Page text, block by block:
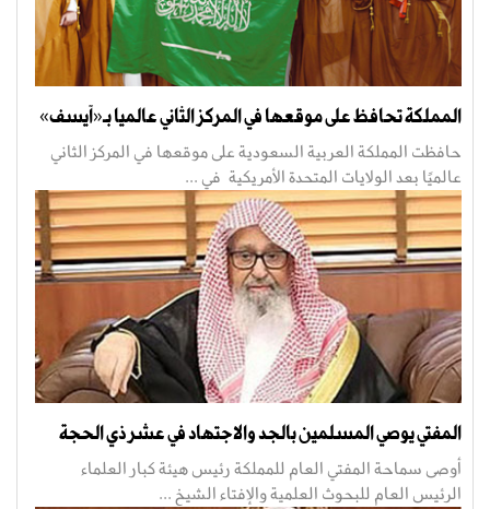
المملكة تحافظ على موقعها في المركز الثاني عالميا بـ«آيسف»
حافظت المملكة العربية السعودية على موقعها في المركز الثاني
عالميًا بعد الولايات المتحدة الأمريكية في ...
المفتي يوصي المسلمين بالجد والاجتهاد في عشر ذي الحجة
أوصى سماحة المفتي العام للمملكة رئيس هيئة كبار العلماء
الرئيس العام للبحوث العلمية والإفتاء الشيخ ...